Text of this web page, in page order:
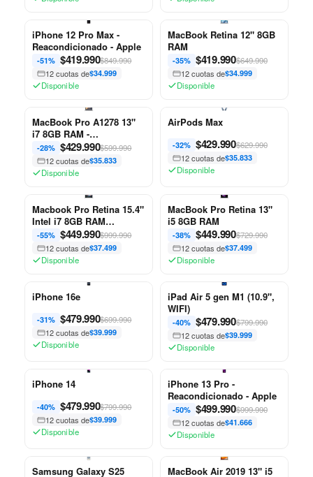
iPhone 12 Pro Max -
Reacondicionado - Apple
-51% $419.990$849.990
12 cuotas de$34.999
Disponible
MacBook Retina 12" 8GB
RAM
-35% $419.990$649.990
12 cuotas de$34.999
Disponible
MacBook Pro A1278 13"
i7 8GB RAM -
Reacondicionado - Apple
-28% $429.990$599.990
12 cuotas de$35.833
Disponible
AirPods Max
-32% $429.990$629.990
12 cuotas de$35.833
Disponible
Macbook Pro Retina 15.4"
Intel i7 8GB RAM
Reacondicionado Apple
-55% $449.990$999.990
12 cuotas de$37.499
Disponible
MacBook Pro Retina 13"
i5 8GB RAM
-38% $449.990$729.990
12 cuotas de$37.499
Disponible
iPhone 16e
-31% $479.990$699.990
12 cuotas de$39.999
Disponible
iPad Air 5 gen M1 (10.9",
WIFI)
-40% $479.990$799.990
12 cuotas de$39.999
Disponible
iPhone 14
-40% $479.990$799.990
12 cuotas de$39.999
Disponible
iPhone 13 Pro -
Reacondicionado - Apple
-50% $499.990$999.990
12 cuotas de$41.666
Disponible
Samsung Galaxy S25
MacBook Air 2019 13" i5